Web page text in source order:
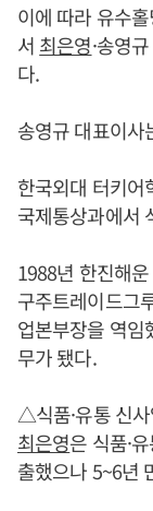
이에 따라 유수
서 최은영·송영
다.
송영규 대표이사
한국외대 터키어
국제통상과에서
1988년 한진해
구주트레이드그
업본부장을 역임
무가 됐다.
△식품·유통 신
최은영은 식품·
출했으나 5~6년